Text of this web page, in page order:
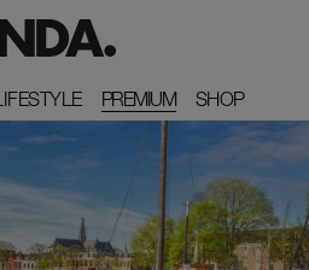
PREMIUM SHOP
SHOP